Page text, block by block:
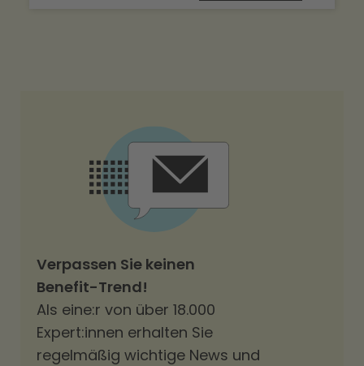
Verpassen Sie keinen
Benefit-Trend!
Als eine:r von über 18.000
Expert:innen erhalten Sie
regelmäßig wichtige News und